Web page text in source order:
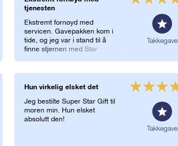
tjenesten
Ekstremt fornøyd med
servicen. Gavepakken kom i
tide, og jeg var i stand til å
finne stjernen med Star
Takkegave
Hun virkelig elsket det
Jeg bestilte Super Star Gift til
moren min. Hun elsket
absolutt den!
Takkegave